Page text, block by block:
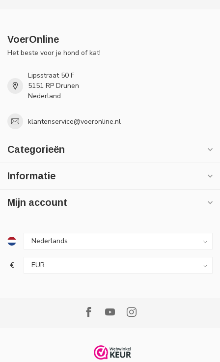
VoerOnline
Het beste voor je hond of kat!
Lipsstraat 50 F
5151 RP Drunen
Nederland
klantenservice@voeronline.nl
Categorieën
Informatie
Mijn account
€